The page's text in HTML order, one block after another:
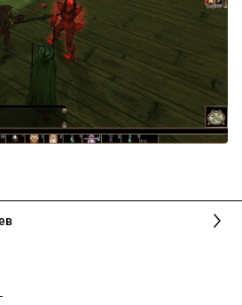
20 часов
Основные страхи
раскрылась.